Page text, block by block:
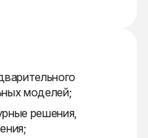
моделей;
решения,